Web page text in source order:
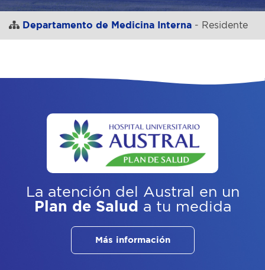
Departamento de Medicina Interna - Residente
La atención del Austral
en un
Plan de Salud a tu medida
Más información